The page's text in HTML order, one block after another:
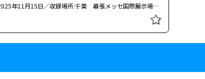
年11月15日／収録場所:千葉 幕張メッセ国際展示場９
北酒場、「NAZO with 木梨憲武・所ジョージ」 田中あい
（Dance With You、330、BROTHER、90'S
河、僕はこの瞳で嘘をつく、YAH YAH YAH）